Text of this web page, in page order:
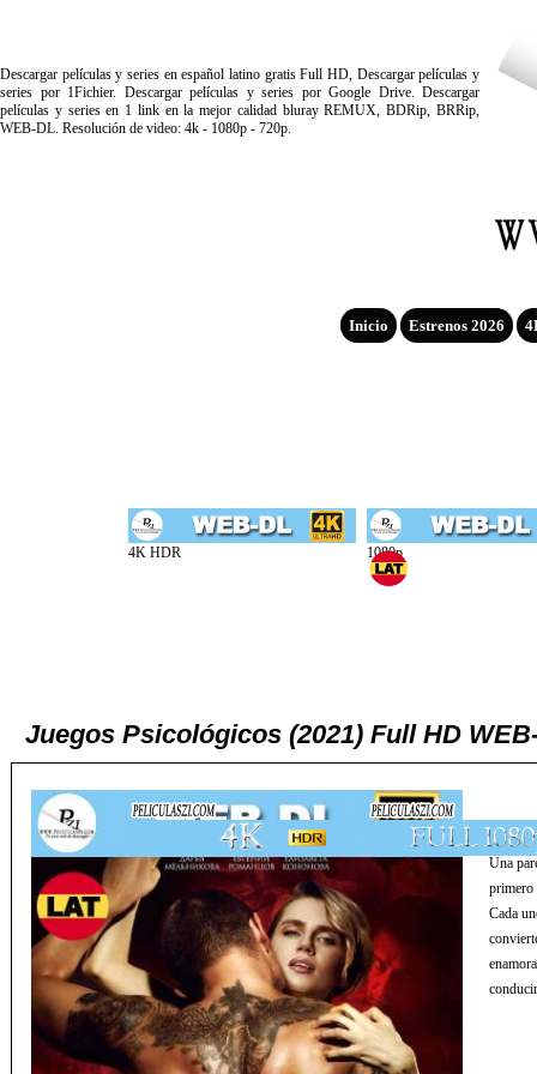
Descargar películas y series en español latino gratis Full HD, Descargar películas y
series por 1Fichier. Descargar películas y series por Google Drive. Descargar
películas y series en 1 link en la mejor calidad bluray REMUX, BDRip, BRRip,
WEB-DL. Resolución de video: 4k - 1080p - 720p.
Inicio Estrenos 2026
Juegos Psicológicos (2021) Full HD
Una
primero
Cada